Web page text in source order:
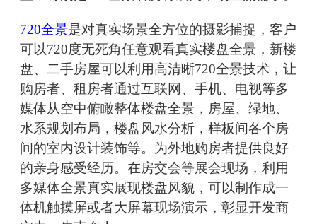
720全景是对真实场景全方位的摄影捕捉，客户
可以720度无死角任意观看真实楼盘全景，新楼
盘、二手房屋可以利用高清晰720全景技术，让
购房者、租房者通过互联网、手机、电视等多
媒体从空中俯瞰整体楼盘全景，房屋、绿地、
水系规划布局，楼盘风水分析，样板间各个房
间的室内设计装饰等。为外地购房者提供良好
的亲身感受经历。在房交会等展会现场，利用
多媒体全景真实展现楼盘风貌，可以制作成一
体机触摸屏或者大屏幕现场演示，彰显开发商